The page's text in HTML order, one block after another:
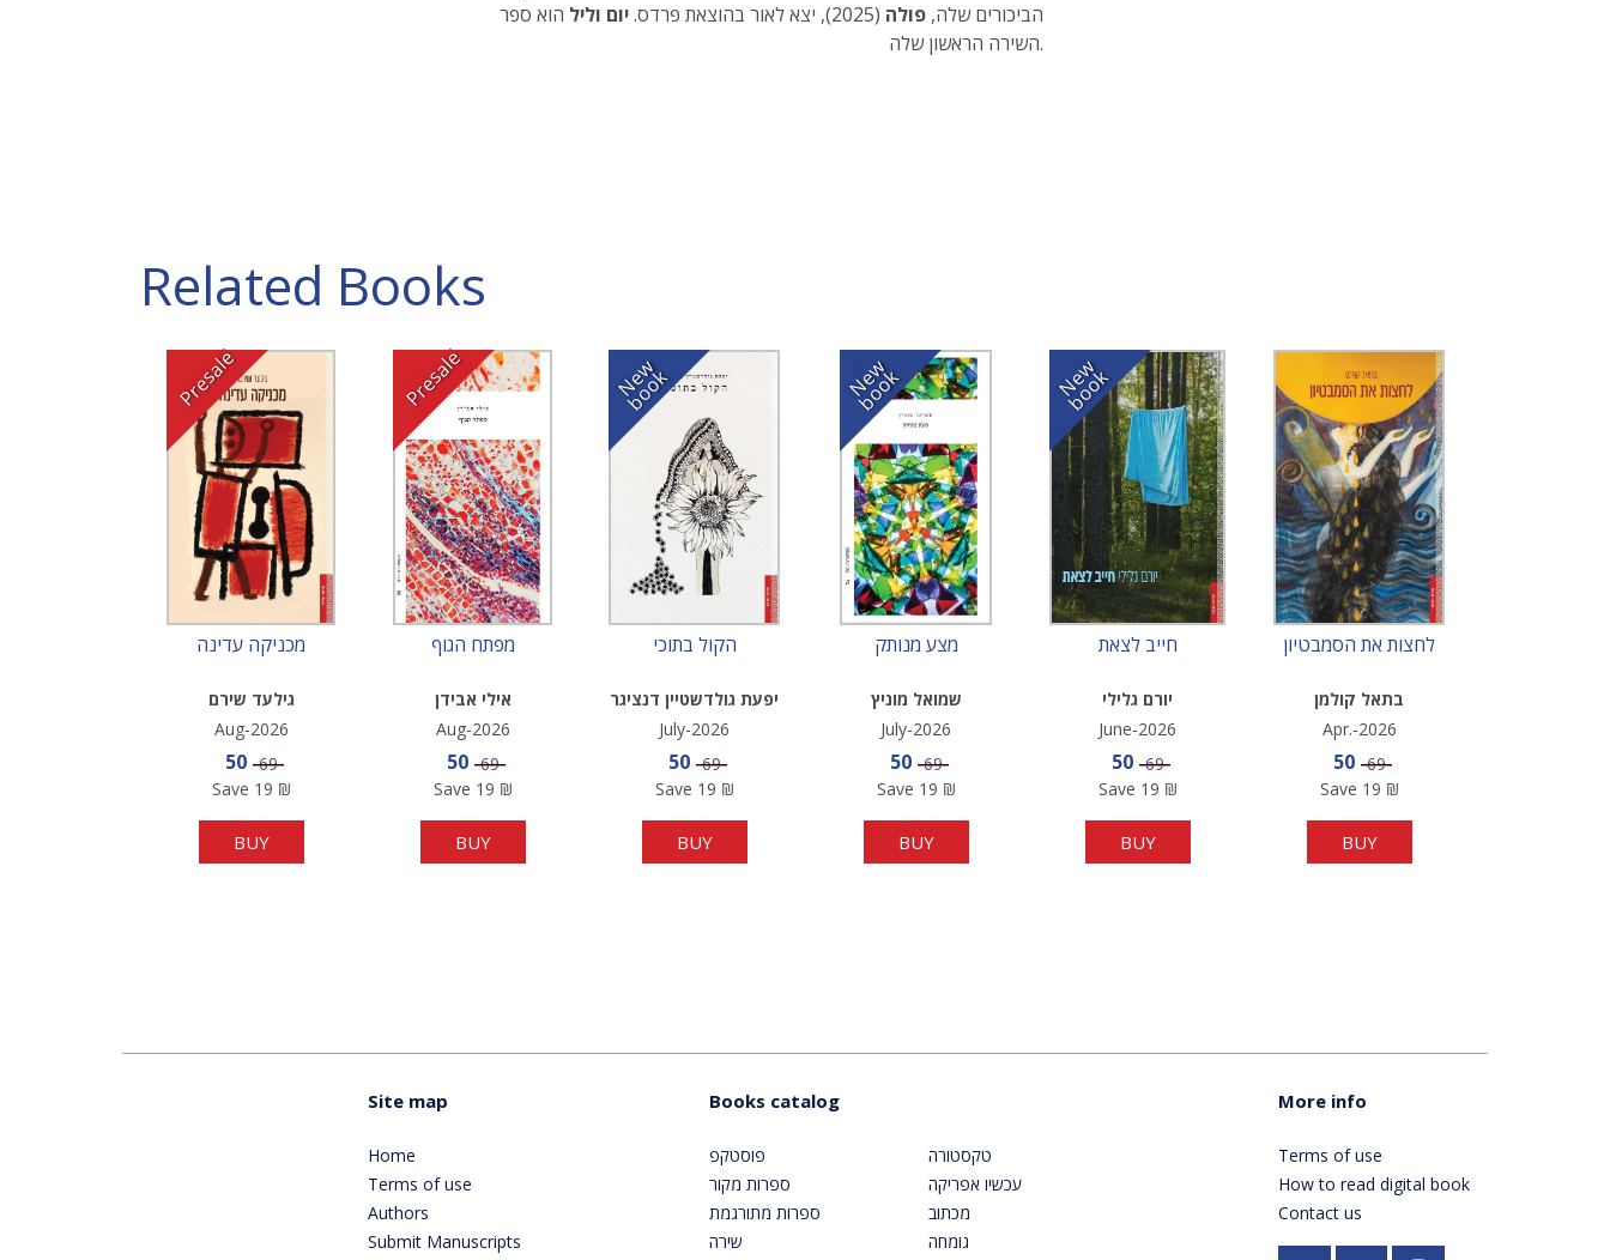
הביכורים שלה,פולה (2025), יצא לאור בהוצאת פרדס. יום וליל הוא ספר
השירה הראשון שלה.
Related Books
Presale
מכניקה עדינה
גילעד שירם
Aug-2026
Sale price
50 Price
69
Save 19 ₪
BUY
Presale
מפתח הגוף
אילי אבידן
Aug-2026
Sale price
50 Price
69
Save 19 ₪
BUY
N
e
w
b
o
o
k
הקול בתוכי
יפעת גולדשטיין דנציגר
July-2026
Sale price
50 Price
69
Save 19 ₪
BUY
N
e
w
b
o
o
k
מצע מנותק
שמואל מוניץ
July-2026
Sale price
50 Price
69
Save 19 ₪
BUY
N
e
w
b
o
o
k
חייב לצאת
יורם גלילי
June-2026
Sale price
50 Price
69
Save 19 ₪
BUY
לחצות את הסמבטיון
בתאל קולמן
Apr.-2026
Sale price
50 Price
69
Save 19 ₪
BUY
Site map
Home
Terms of use
Authors
Submit Manuscripts
Books catalog
פוסטקפ
ספרות מקור
ספרות מתורגמת
שירה
טקסטורה
עכשיו אפריקה
מכתוב
גומחה
More info
Terms of use
How to read digital book
Contact us